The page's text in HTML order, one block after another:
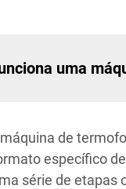
uma
de
específico
série de etapas